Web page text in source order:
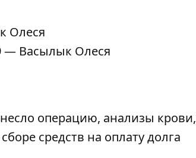
Олеся
— Васылык Олеся
операцию, анализы крови,
средств на оплату долга